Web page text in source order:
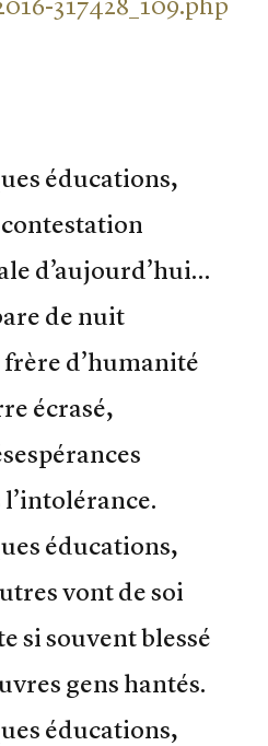
éducations,
contestation
d’aujourd’hui…
de nuit
d’humanité
écrasé,
l’intolérance.
éducations,
vont de soi
si souvent blessé
gens hantés.
éducations,